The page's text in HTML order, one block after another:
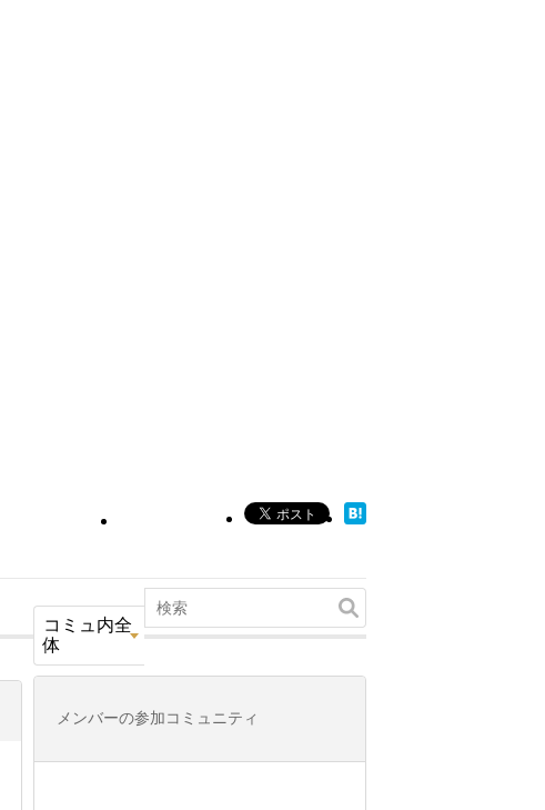
コミュ内全
体
メンバーの参加コミュニティ